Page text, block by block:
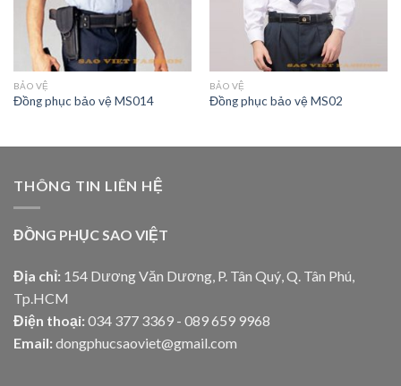
BẢO VỆ
Đồng phục bảo vệ MS014
BẢO VỆ
Đồng phục bảo vệ MS02
THÔNG TIN LIÊN HỆ
ĐỒNG PHỤC SAO VIỆT
Địa chỉ: 154 Dương Văn Dương, P. Tân Quý, Q. Tân Phú,
Tp.HCM
Điện thoại: 034 377 3369 - 089 659 9968
Email: dongphucsaoviet@gmail.com